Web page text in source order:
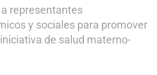
representantes
y sociales para promover
de salud materno-